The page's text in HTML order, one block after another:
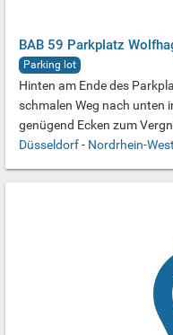
BAB 59 Parkplatz
Parking lot
Hinten am Ende des
schmalen Weg nach unten
genügend Ecken zum
Düsseldorf- Nordrhein-